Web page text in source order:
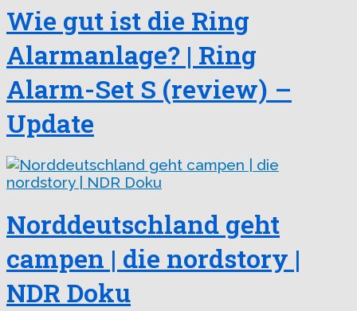
Wie gut ist die Ring
Alarmanlage? | Ring
Alarm-Set S (review) –
Update
Norddeutschland geht
campen | die nordstory |
NDR Doku